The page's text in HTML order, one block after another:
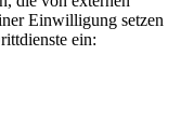
Einwilligung setzen
ein: